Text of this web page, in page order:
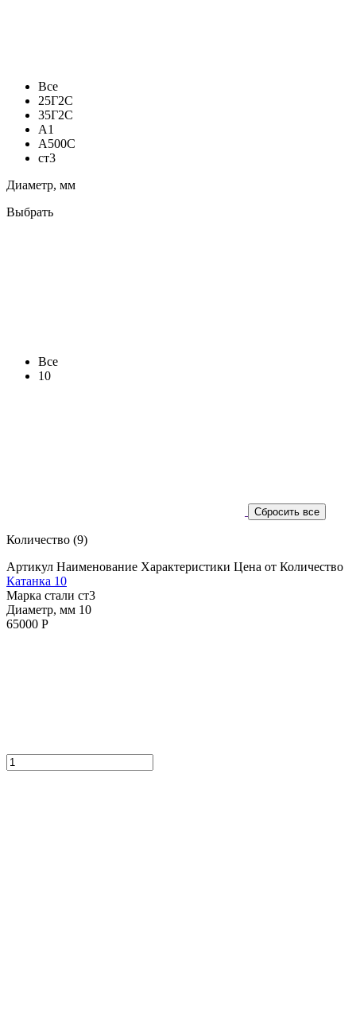
Все
25Г2С
35Г2С
А1
А500С
ст3
Диаметр, мм
Выбрать
Все
10
Количество (9)
Артикул Наименование Характеристики Цена от Количество
Катанка 10
Марка стали ст3
Диаметр, мм 10
65000 Р